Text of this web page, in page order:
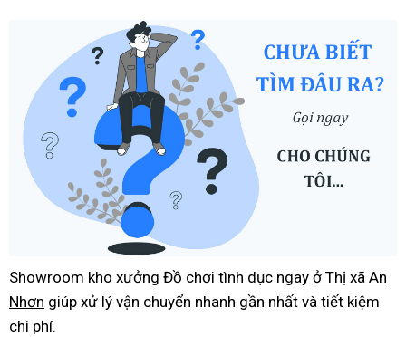
Showroom kho xưởng Đồ chơi tình dục ngay ở Thị xã An
Nhơn giúp xử lý vận chuyển nhanh gần nhất và tiết kiệm
chi phí.